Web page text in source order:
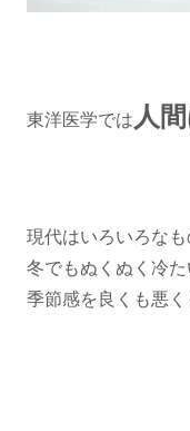
東洋医学では 人
現代はいろいろな
冬でもぬくぬく冷
季節感を良くも悪